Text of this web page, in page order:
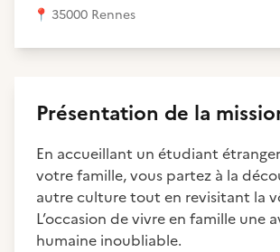
📍 35000 Rennes
Présentation de la
En accueillant un étudiant
votre famille, vous partez à la
autre culture tout en revisitant la
L’occasion de vivre en famille une
humaine inoubliable.